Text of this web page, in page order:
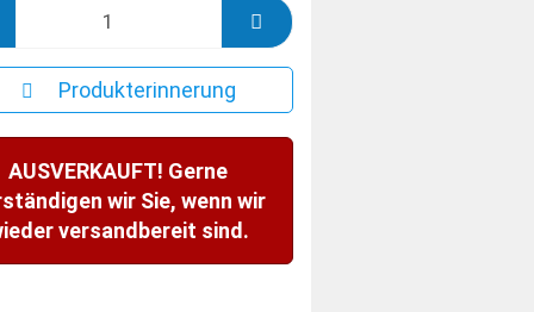
Produkterinnerung
AUSVERKAUFT! Gerne
wir Sie, wenn wir
versandbereit sind.